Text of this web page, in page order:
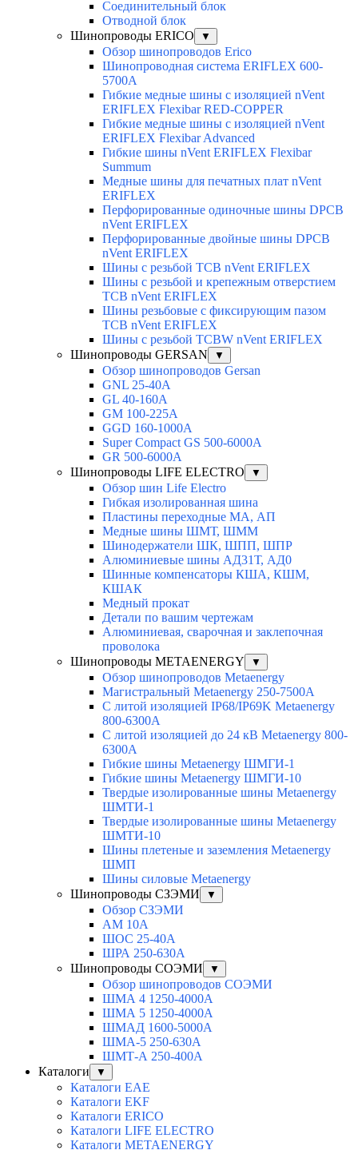
Соединительный блок
Отводной блок
Шинопроводы ERICO
▼
Обзор шинопроводов Erico
Шинопроводная система ERIFLEX 600-
5700A
Гибкие медные шины с изоляцией nVent
ERIFLEX Flexibar RED-COPPER
Гибкие медные шины с изоляцией nVent
ERIFLEX Flexibar Advanced
Гибкие шины nVent ERIFLEX Flexibar
Summum
Медные шины для печатных плат nVent
ERIFLEX
Перфорированные одиночные шины DPCB
nVent ERIFLEX
Перфорированные двойные шины DPCB
nVent ERIFLEX
Шины с резьбой TCB nVent ERIFLEX
Шины с резьбой и крепежным отверстием
TCB nVent ERIFLEX
Шины резьбовые с фиксирующим пазом
TCB nVent ERIFLEX
Шины с резьбой TCBW nVent ERIFLEX
Шинопроводы GERSAN
▼
Обзор шинопроводов Gersan
GNL 25-40A
GL 40-160A
GM 100-225A
GGD 160-1000A
Super Compact GS 500-6000A
GR 500-6000A
Шинопроводы LIFE ELECTRO
▼
Обзор шин Life Electro
Гибкая изолированная шина
Пластины переходные МА, АП
Медные шины ШМТ, ШММ
Шинодержатели ШК, ШПП, ШПР
Алюминиевые шины АД31Т, АД0
Шинные компенсаторы КША, КШМ,
КШАК
Медный прокат
Детали по вашим чертежам
Алюминиевая, cварочная и заклепочная
проволока
Шинопроводы METAENERGY
▼
Обзор шинопроводов Metaenergy
Магистральный Metaenergy 250-7500A
С литой изоляцией IP68/IP69K Metaenergy
800-6300A
С литой изоляцией до 24 кВ Metaenergy 800-
6300A
Гибкие шины Metaenergy ШМГИ-1
Гибкие шины Metaenergy ШМГИ-10
Твердые изолированные шины Metaenergy
ШМТИ-1
Твердые изолированные шины Metaenergy
ШМТИ-10
Шины плетеные и заземления Metaenergy
ШМП
Шины силовые Metaenergy
Шинопроводы СЗЭМИ
▼
Обзор СЗЭМИ
АМ 10А
ШОС 25-40А
ШРА 250-630А
Шинопроводы СОЭМИ
▼
Обзор шинопроводов СОЭМИ
ШМА 4 1250-4000А
ШМА 5 1250-4000А
ШМАД 1600-5000А
ШМА-5 250-630А
ШМТ-А 250-400А
Каталоги
▼
Каталоги EAE
Каталоги EKF
Каталоги ERICO
Каталоги LIFE ELECTRO
Каталоги METAENERGY